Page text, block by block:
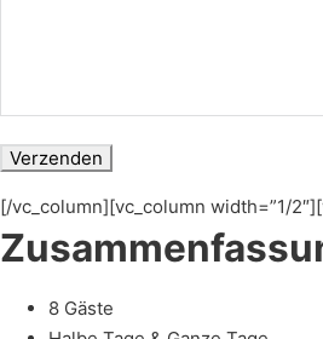
[/vc_column][vc_column width=”1/
8 Gäste